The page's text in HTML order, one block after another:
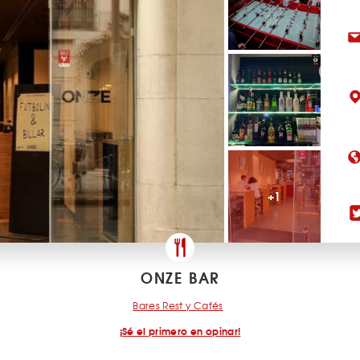
+1
ONZE BAR
Bares Rest y Cafés
¡Sé el primero en opinar!